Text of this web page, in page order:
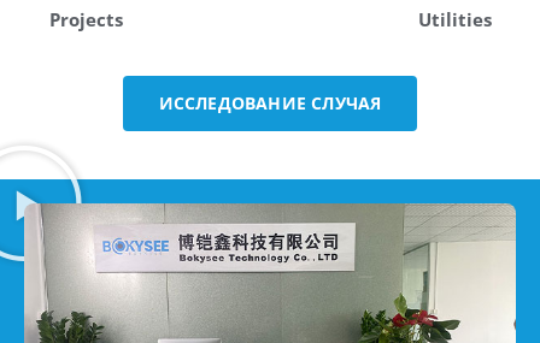
Projects
Utilities
ИССЛЕДОВАНИЕ СЛУЧАЯ